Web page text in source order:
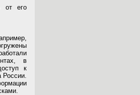
от его
в
к